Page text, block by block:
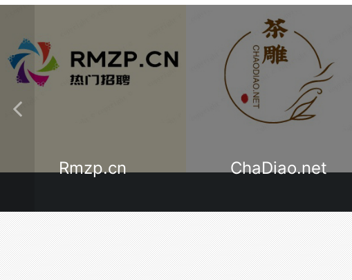
ChaDiao.net LinYi120.com